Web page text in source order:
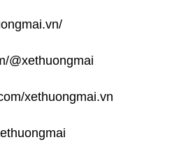
@xethuongmai
xethuongmai.vn